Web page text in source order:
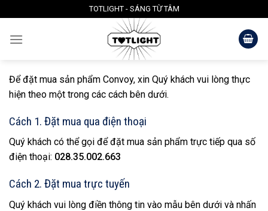
to
content
TOTLIGHT - SÁNG TỪ TÂM
Để đặt mua sản phẩm Convoy, xin Quý khách vui lòng thực
hiện theo một trong các cách bên dưới.
Cách 1. Đặt mua qua điện thoại
Quý khách có thể gọi để đặt mua sản phẩm trực tiếp qua số
điện thoại: 028.35.002.663
Cách 2. Đặt mua trực tuyến
Quý khách vui lòng điền thông tin vào mẫu bên dưới và nhấn